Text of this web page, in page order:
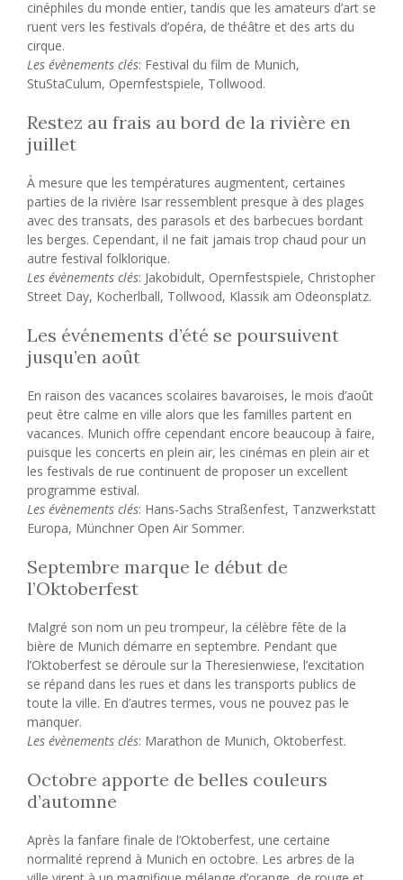
cinéphiles du monde entier, tandis que les amateurs d’art se
ruent vers les festivals d’opéra, de théâtre et des arts du
cirque.
Les évènements clés: Festival du film de Munich,
StuStaCulum, Opernfestspiele, Tollwood.
Restez au frais au bord de la rivière en
juillet
À mesure que les températures augmentent, certaines
parties de la rivière Isar ressemblent presque à des plages
avec des transats, des parasols et des barbecues bordant
les berges. Cependant, il ne fait jamais trop chaud pour un
autre festival folklorique.
Les évènements clés: Jakobidult, Opernfestspiele, Christopher
Street Day, Kocherlball, Tollwood, Klassik am Odeonsplatz.
Les événements d’été se poursuivent
jusqu’en août
En raison des vacances scolaires bavaroises, le mois d’août
peut être calme en ville alors que les familles partent en
vacances. Munich offre cependant encore beaucoup à faire,
puisque les concerts en plein air, les cinémas en plein air et
les festivals de rue continuent de proposer un excellent
programme estival.
Les évènements clés: Hans-Sachs Straßenfest, Tanzwerkstatt
Europa, Münchner Open Air Sommer.
Septembre marque le début de
l’Oktoberfest
Malgré son nom un peu trompeur, la célèbre fête de la
bière de Munich démarre en septembre. Pendant que
l’Oktoberfest se déroule sur la Theresienwiese, l’excitation
se répand dans les rues et dans les transports publics de
toute la ville. En d’autres termes, vous ne pouvez pas le
manquer.
Les évènements clés: Marathon de Munich, Oktoberfest.
Octobre apporte de belles couleurs
d’automne
Après la fanfare finale de l’Oktoberfest, une certaine
normalité reprend à Munich en octobre. Les arbres de la